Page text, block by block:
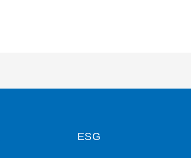
ESG